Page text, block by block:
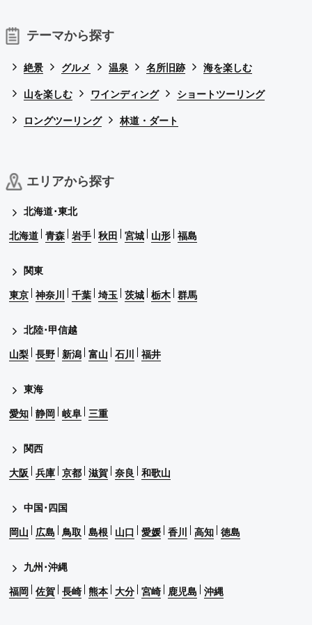
テーマから探す
絶景 グルメ 温泉 名所旧跡 海を楽しむ
山を楽しむ ワインディング ショートツーリング
ロングツーリング 林道・ダート
エリアから探す
北海道･東北
北海道 青森 岩手 秋田 宮城 山形 福島
関東
東京 神奈川 千葉 埼玉 茨城 栃木 群馬
北陸･甲信越
山梨 長野 新潟 富山 石川 福井
東海
愛知 静岡 岐阜 三重
関西
大阪 兵庫 京都 滋賀 奈良 和歌山
中国･四国
岡山 広島 鳥取 島根 山口 愛媛 香川 高知 徳島
九州･沖縄
福岡 佐賀 長崎 熊本 大分 宮崎 鹿児島 沖縄